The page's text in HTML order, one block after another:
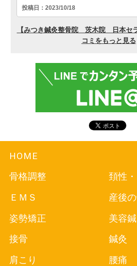
2018.1.16
整骨院を大手町から通う
2017.12.12
肩こりでお困りの茨木市の
2017.12.12
痩身をご希望の茨木の方へ
マッサージを南茨木駅でお
2017.11.16
ヘルニアでお悩みの茨木
2017.11.13
マッサージに通いたい総持
2017.10.30
外反母趾で困った時は｜
HOME
骨格調整
頚性
ＥＭＳ
産後
姿勢矯正
美容鍼
接骨
鍼灸
肩こり
腰痛